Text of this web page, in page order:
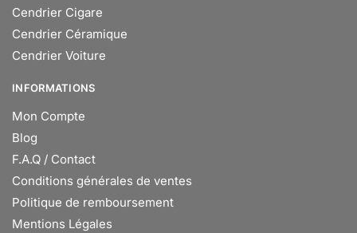
Cendrier Cigare
Cendrier Céramique
Cendrier Voiture
INFORMATIONS
Mon Compte
Blog
F.A.Q / Contact
Conditions générales de ventes
Politique de remboursement
Mentions Légales